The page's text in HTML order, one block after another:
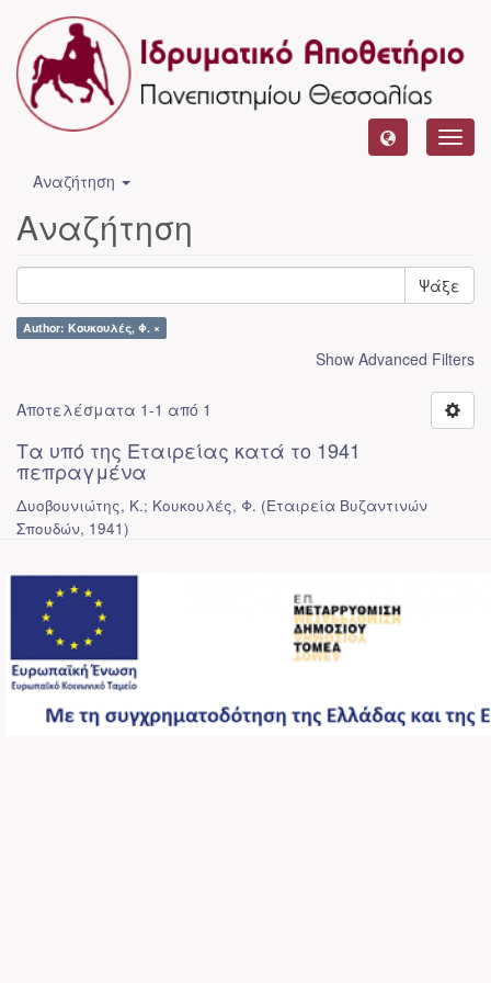
Αναζήτηση
Αναζήτηση
Ψάξε
Author: Κουκουλές, Φ. ×
Show Advanced Filters
Αποτελέσματα 1-1 από 1
Τα υπό της Εταιρείας κατά το 1941
πεπραγμένα
Δυοβουνιώτης, Κ.; Κουκουλές, Φ. (Εταιρεία Βυζαντινών
Σπουδών, 1941)